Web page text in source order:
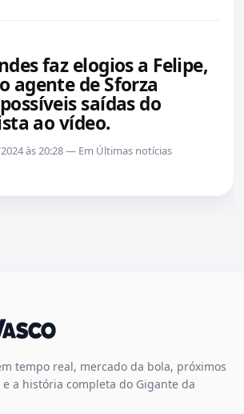
faz elogios a Felipe,
agente de Sforza
saídas do
ao vídeo.
às 20:28 — Em Últimas notícias
tempo real, mercado da bola, próximos
e a história completa do Gigante da